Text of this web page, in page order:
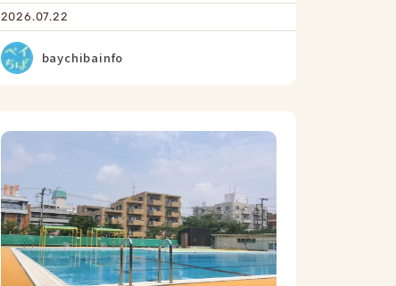
2026.07.22
baychibainfo